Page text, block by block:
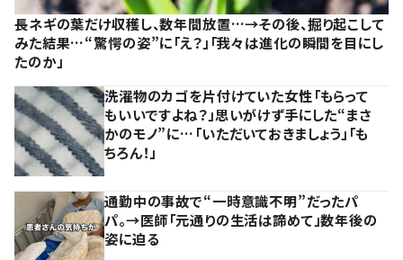
長ネギの葉だけ収穫し、数年間放置…→その後、掘り起こして
みた結果…“驚愕の姿”に「え？」「我々は進化の瞬間を目にし
たのか」
洗濯物のカゴを片付けていた女性「もらって
もいいですよね？」思いがけず手にした“まさ
かのモノ”に…「いただいておきましょう」「も
ちろん！」
通勤中の事故で“一時意識不明”だったパ
パ。→医師「元通りの生活は諦めて」数年後の
姿に迫る